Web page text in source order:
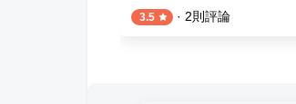
3.5 · 2則評論